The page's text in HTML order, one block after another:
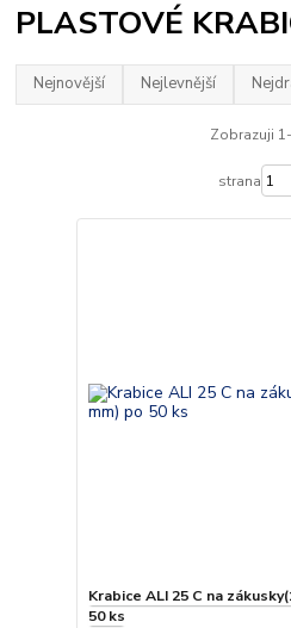
PLASTOVÉ
Nejnovější Nejlevnější
Zobrazuji
strana
Krabice ALI 25 C na
50 ks